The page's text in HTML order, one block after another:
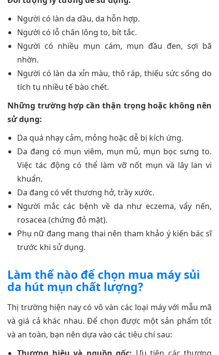
Người có làn da dầu, da hỗn hợp.
Người có lỗ chân lông to, bít tắc.
Người có nhiều mụn cám, mụn đầu đen, sợi bã
nhờn.
Người có làn da xỉn màu, thô ráp, thiếu sức sống do
tích tụ nhiều tế bào chết.
Những trường hợp cần thận trọng hoặc không nên
sử dụng:
Da quá nhạy cảm, mỏng hoặc dễ bị kích ứng.
Da đang có mụn viêm, mụn mủ, mụn bọc sưng to.
Việc tác động có thể làm vỡ nốt mụn và lây lan vi
khuẩn.
Da đang có vết thương hở, trầy xước.
Người mắc các bệnh về da như eczema, vẩy nến,
rosacea (chứng đỏ mặt).
Phụ nữ đang mang thai nên tham khảo ý kiến bác sĩ
trước khi sử dụng.
Làm thế nào để chọn mua máy sủi
da hút mụn chất lượng?
Thị trường hiện nay có vô vàn các loại máy với mẫu mã
và giá cả khác nhau. Để chọn được một sản phẩm tốt
và an toàn, bạn nên dựa vào các tiêu chí sau: